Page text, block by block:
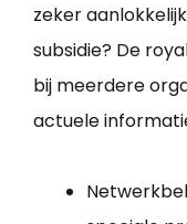
zeker
subsidie? De
bij meerdere
actuele